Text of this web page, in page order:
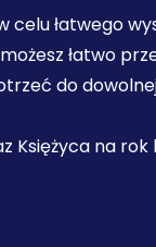
celu łatwego
łatwo
do
Księżyca na rok